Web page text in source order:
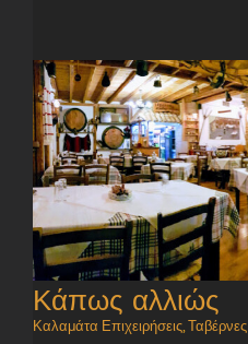
Κάπως αλλιώς
Καλαμάτα Επιχειρήσεις,Ταβέρνες